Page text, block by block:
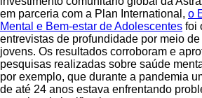
em parceria com a Plan International, o
Mental e Bem-estar de Adolescentes foi
entrevistas de profundidade por meio
jovens. Os resultados corroboram e
pesquisas realizadas sobre saúde
por exemplo, que durante a pandemia
de até 24 anos estava enfrentando